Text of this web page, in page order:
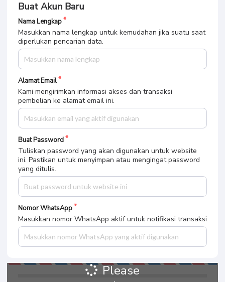
Buat Akun Baru
Nama Lengkap
Masukkan nama lengkap untuk kemudahan jika suatu saat
diperlukan pencarian data.
Alamat Email
Kami mengirimkan informasi akses dan transaksi
pembelian ke alamat email ini.
Buat Password
Tuliskan password yang akan digunakan untuk website
ini. Pastikan untuk menyimpan atau mengingat password
yang ditulis.
Nomor WhatsApp
Masukkan nomor WhatsApp aktif untuk notifikasi transaksi
Please